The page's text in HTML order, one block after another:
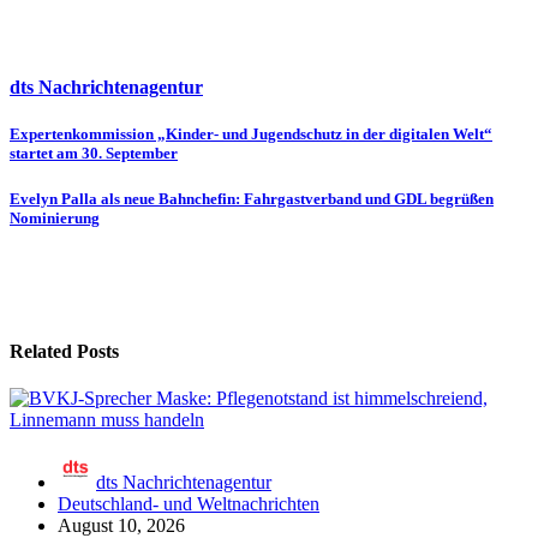
dts Nachrichtenagentur
Beitragsnavigation
Expertenkommission „Kinder- und Jugendschutz in der digitalen Welt“
startet am 30. September
Evelyn Palla als neue Bahnchefin: Fahrgastverband und GDL begrüßen
Nominierung
Related Posts
dts Nachrichtenagentur
Deutschland- und Weltnachrichten
August 10, 2026